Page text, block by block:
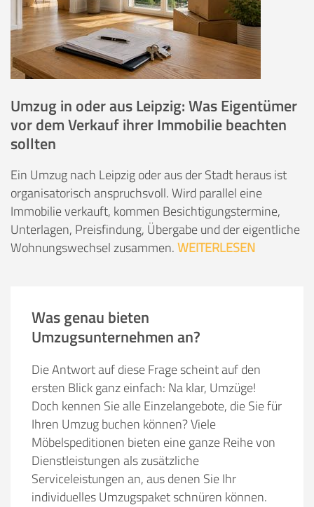
Umzug in oder aus Leipzig: Was Eigentümer
vor dem Verkauf ihrer Immobilie beachten
sollten
Ein Umzug nach Leipzig oder aus der Stadt heraus ist
organisatorisch anspruchsvoll. Wird parallel eine
Immobilie verkauft, kommen Besichtigungstermine,
Unterlagen, Preisfindung, Übergabe und der eigentliche
Wohnungswechsel zusammen.WEITERLESEN
Was genau bieten
Umzugsunternehmen an?
Die Antwort auf diese Frage scheint auf den
ersten Blick ganz einfach: Na klar, Umzüge!
Doch kennen Sie alle Einzelangebote, die Sie für
Ihren Umzug buchen können? Viele
Möbelspeditionen bieten eine ganze Reihe von
Dienstleistungen als zusätzliche
Serviceleistungen an, aus denen Sie Ihr
individuelles Umzugspaket schnüren können.